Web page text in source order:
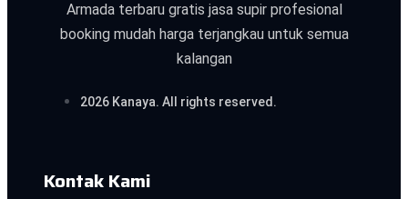
Armada terbaru gratis jasa supir profesional
booking mudah harga terjangkau untuk semua
kalangan
2026 Kanaya. All rights reserved.
Kontak Kami